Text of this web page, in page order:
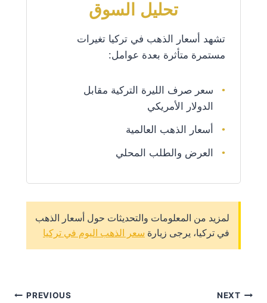
تحليل السوق
تشهد أسعار الذهب في تركيا تغيرات
مستمرة متأثرة بعدة عوامل:
سعر صرف الليرة التركية مقابل
الدولار الأمريكي
أسعار الذهب العالمية
العرض والطلب المحلي
لمزيد من المعلومات والتحديثات حول أسعار الذهب
في تركيا، يرجى زيارة سعر الذهب اليوم في تركيا
PREVIOUS NEXT